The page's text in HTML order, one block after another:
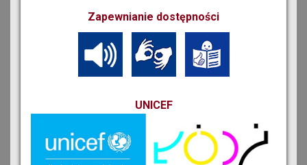
Zapewnianie dostępności
UNICEF